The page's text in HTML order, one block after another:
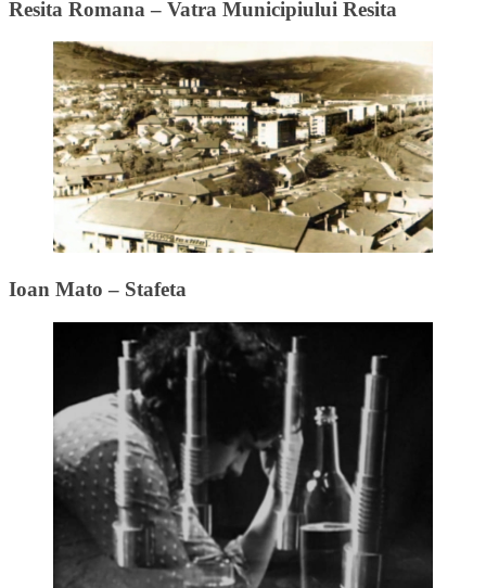
Resita Romana – Vatra Municipiului Resita
Ioan Mato – Stafeta